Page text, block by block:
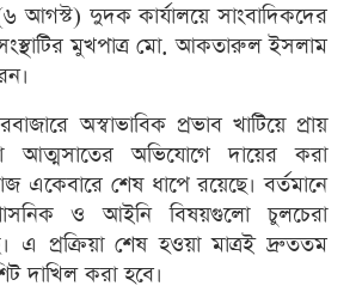
আগস্ট) দুদক কার্যালয়ে সাংবাদিকদের
মুখপাত্র মো. আকতারুল ইসলাম
অস্বাভাবিক প্রভাব খাটিয়ে প্রায়
আত্মসাতের অভিযোগে দায়ের করা
একেবারে শেষ ধাপে রয়েছে। বর্তমানে
ও আইনি বিষয়গুলো চুলচেরা
এ প্রক্রিয়া শেষ হওয়া মাত্রই দ্রুততম
দাখিল করা হবে।